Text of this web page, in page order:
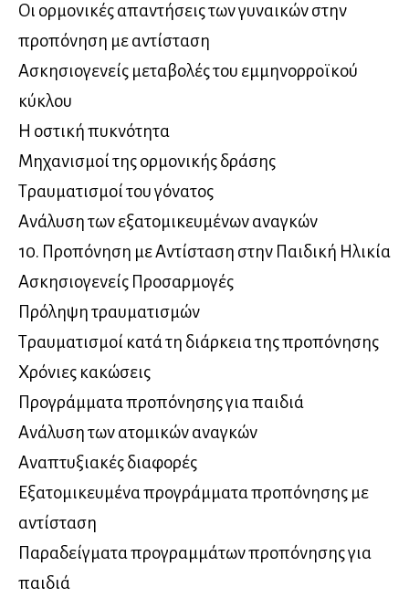
Οι ορμονικές απαντήσεις των γυναικών στην
προπόνηση με αντίσταση
Ασκησιογενείς μεταβολές του εμμηνορροϊκού
κύκλου
Η οστική πυκνότητα
Μηχανισμοί της ορμονικής δράσης
Τραυματισμοί του γόνατος
Ανάλυση των εξατομικευμένων αναγκών
10. Προπόνηση με Αντίσταση στην Παιδική Ηλικία
Ασκησιογενείς Προσαρμογές
Πρόληψη τραυματισμών
Τραυματισμοί κατά τη διάρκεια της προπόνησης
Χρόνιες κακώσεις
Προγράμματα προπόνησης για παιδιά
Ανάλυση των ατομικών αναγκών
Αναπτυξιακές διαφορές
Εξατομικευμένα προγράμματα προπόνησης με
αντίσταση
Παραδείγματα προγραμμάτων προπόνησης για
παιδιά